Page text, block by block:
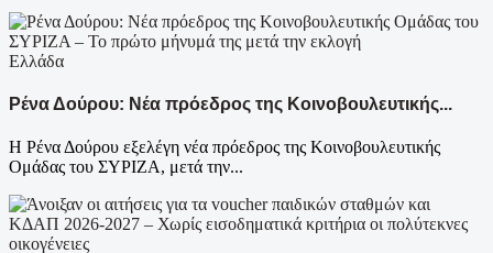
Ελλάδα
Ρένα Δούρου: Νέα πρόεδρος της Κοινοβουλευτικής...
Η Ρένα Δούρου εξελέγη νέα πρόεδρος της Κοινοβουλευτικής
Ομάδας του ΣΥΡΙΖΑ, μετά την...